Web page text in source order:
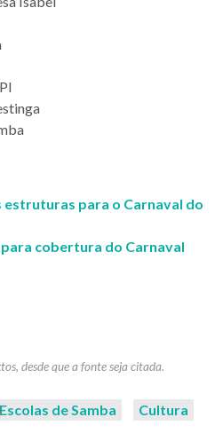
estruturas para o Carnaval do
cobertura do Carnaval
Escolas de Samba Cultura